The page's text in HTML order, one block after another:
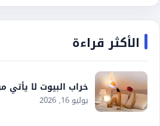
الأكثر قراءة
خراب البيوت لا يأتي
يوليو 16, 2026